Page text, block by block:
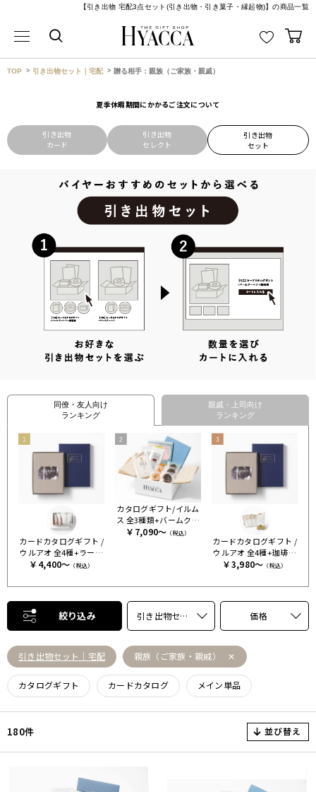
【引き出物 宅配3点セット(引き出物・引き菓子・縁起物)】の商品一覧
TOP 引き出物セット｜宅配 贈る相手：親族（ご家族・親戚）
夏季休暇期間にかかるご注文について
引き出物
カード
引き出物
セレクト
引き出物
セット
同僚・友人向け
ランキング
親戚・上司向け
ランキング
カードカタログギフト /
ウルアオ 全4種+ラーメ
ン
￥4,400～ （税込）
カタログギフト/イルム
ス 全3種類+バームクー
ヘンセット+紅茶
￥7,090～ （税込）
カードカタログギフト /
ウルアオ 全4種+珈琲＆
紅茶セット
￥3,980～ （税込）
絞り込み 引き出物セット｜宅配 価格
引き出物セット｜宅配 親族（ご家族・親戚）
カタログギフト カードカタログ メイン単品
180件 並び替え